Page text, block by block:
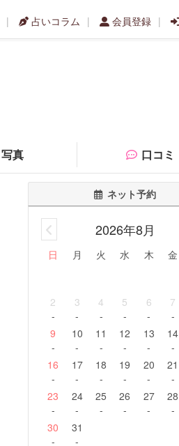
占いコラム 会員登録
写真 口コミ
ネット予約
2026年8月
日 月 火 水 木 金
2
-
3
-
4
-
5
-
6
-
7
-
9
-
10
-
11
-
12
-
13
-
14
-
16
-
17
-
18
-
19
-
20
-
21
-
23
-
24
-
25
-
26
-
27
-
28
-
30
-
31
-